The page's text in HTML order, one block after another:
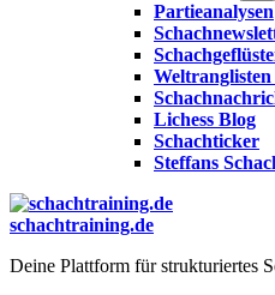
Partieanalysen
Lichess Blog
Schachticker
Steffans
schachtraining.de
Deine Plattform für strukturiertes